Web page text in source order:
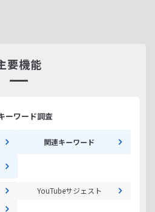
要機能
ーワード調査
関連キーワード
YouTubeサジェスト